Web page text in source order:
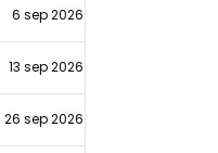
6 sep 2026
13 sep 2026
26 sep 2026